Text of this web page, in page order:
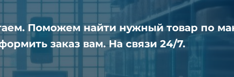
Поможем найти нужный товар по
заказ вам. На связи 24/7.